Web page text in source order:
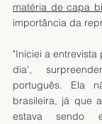
matéria de capa
importância da
"Iniciei a
dia',
português. Ela
brasileira, já que
estava sendo